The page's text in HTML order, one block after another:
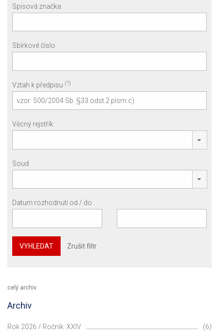
Spisová značka
Sbírkové číslo
Vztah k předpisu (?)
Věcný rejstřík
Soud
Datum rozhodnutí od / do
VYHLEDAT Zrušit filtr
celý archiv
Archiv
Rok 2026 / Ročník: XXIV (6)